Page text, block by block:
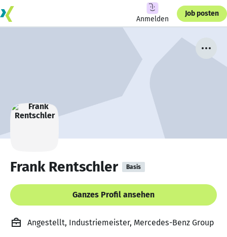
Anmelden
Job posten
Frank Rentschler Basis
Ganzes Profil ansehen
Angestellt, Industriemeister, Mercedes-Benz Group